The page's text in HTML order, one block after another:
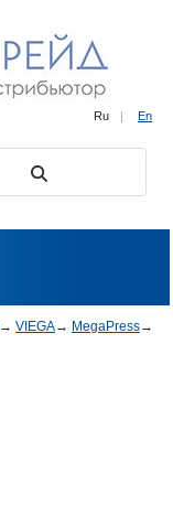
Ru | En
→ VIEGA→ MegaPress→